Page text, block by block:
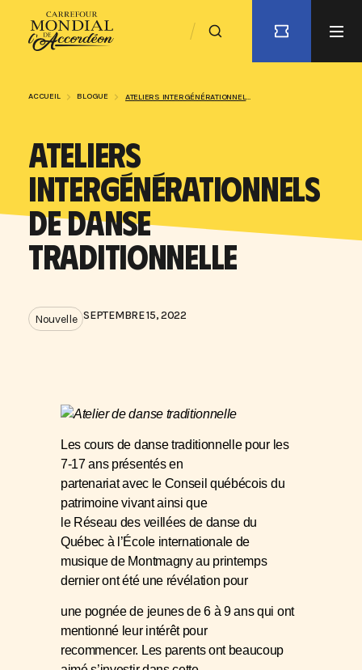
ACCUEIL BLOGUE
ATELIERS
INTERGÉNÉRATIONNELS
DE DANSE
TRADITIONNELLE
Nouvelle SEPTEMBRE 15, 2022
Les cours de danse traditionnelle pour les
7-17 ans présentés en
partenariat avec le Conseil québécois du
patrimoine vivant ainsi que
le Réseau des veillées de danse du
Québec à l’École internationale de
musique de Montmagny au printemps
dernier ont été une révélation pour
une pognée de jeunes de 6 à 9 ans qui ont
mentionné leur intérêt pour
recommencer. Les parents ont beaucoup